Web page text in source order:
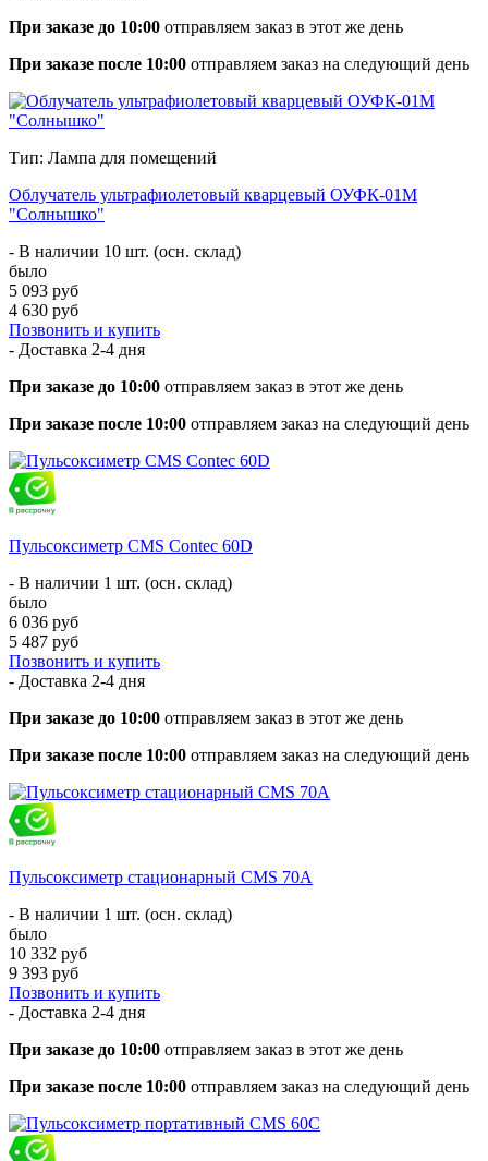
При заказе до 10:00 отправляем заказ в этот же день
При заказе после 10:00 отправляем заказ на следующий день
Тип: Лампа для помещений
Облучатель ультрафиолетовый кварцевый ОУФК-01М
"Солнышко"
- В наличии 10 шт. (осн. склад)
было
5 093 руб
4 630 руб
Позвонить и купить
- Доставка 2-4 дня
При заказе до 10:00 отправляем заказ в этот же день
При заказе после 10:00 отправляем заказ на следующий день
Пульсоксиметр CMS Contec 60D
- В наличии 1 шт. (осн. склад)
было
6 036 руб
5 487 руб
Позвонить и купить
- Доставка 2-4 дня
При заказе до 10:00 отправляем заказ в этот же день
При заказе после 10:00 отправляем заказ на следующий день
Пульсоксиметр стационарный CMS 70A
- В наличии 1 шт. (осн. склад)
было
10 332 руб
9 393 руб
Позвонить и купить
- Доставка 2-4 дня
При заказе до 10:00 отправляем заказ в этот же день
При заказе после 10:00 отправляем заказ на следующий день